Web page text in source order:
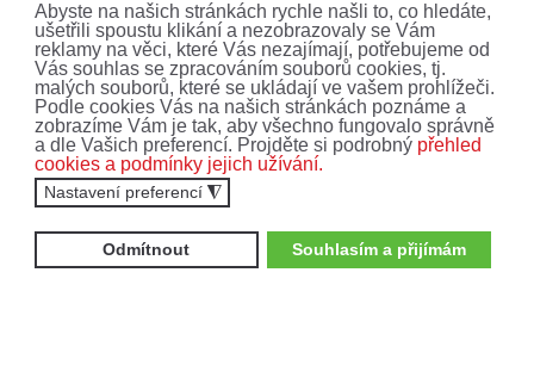
Abyste na našich stránkách rychle našli to, co hledáte,
ušetřili spoustu klikání a nezobrazovaly se Vám
reklamy na věci, které Vás nezajímají, potřebujeme od
Vás souhlas se zpracováním souborů cookies, tj.
malých souborů, které se ukládají ve vašem prohlížeči.
Podle cookies Vás na našich stránkách poznáme a
zobrazíme Vám je tak, aby všechno fungovalo správně
a dle Vašich preferencí. Projděte si podrobný přehled
cookies a podmínky jejich užívání.
Nastavení preferencí ◮
Odmítnout Souhlasím a přijímám
Nenechte si ujít ty nejnovější nabídky a akce.
Přihlaste se k odběru newsletteru.
Zajímají mne:
Čtyřkolky
Motocykly
Vyplněním formuláře souhlasíte sezpracováním